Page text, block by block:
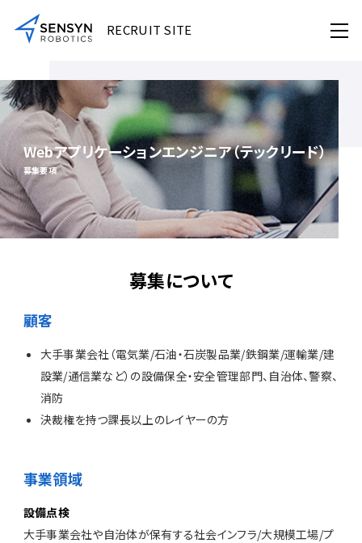
RECRUIT SITE
Webアプリケーションエンジニア（テックリード）
募集要項
募集について
顧客
大手事業会社（電気業/石油・石炭製品業/鉄鋼業/運輸業/建
設業/通信業など）の設備保全・安全管理部門、自治体、警察、
消防
決裁権を持つ課長以上のレイヤーの方
事業領域
設備点検
大手事業会社や自治体が保有する社会インフラ/大規模工場/プ